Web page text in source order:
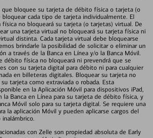
que bloquee su tarjeta de débito física o tarjeta (o
cada tipo de tarjeta individualmente. El
no bloqueará su tarjeta (o tarjetas) virtual. De
una tarjeta virtual no bloqueará su tarjeta física ni
distinta. Cada tarjeta virtual debe bloquearse
brindarle la posibilidad de solicitar o eliminar un
a través de la Banca en Línea y/o la Banca Móvil.
débito física no bloqueará ni prevendrá que se
con su tarjeta digital para débito ni para cualquier
en billeteras digitales. Bloquear su tarjeta no
tarjeta como extraviada o robada. Esta
en la Aplicación Móvil para dispositivos iPad,
la Banca en Línea para su tarjeta de débito física, y
Móvil solo para su tarjeta digital. Se requiere una
la aplicación Móvil y pueden aplicarse cargos del
con Zelle son propiedad absoluta de Early